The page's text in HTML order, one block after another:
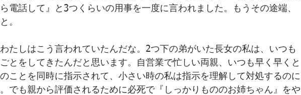
電話して』と3つくらいの用事を一度に言われました。もうその途端、
。
たしはこう言われていたんだな。2つ下の弟がいた長女の私は、いつも
とをしてきたんだと思います。自営業で忙しい両親、いつも早く早くと
ことを同時に指示されて、小さい時の私は指示を理解して対処するのに
でも親から評価されるために必死で『しっかりもののお姉ちゃん』をや